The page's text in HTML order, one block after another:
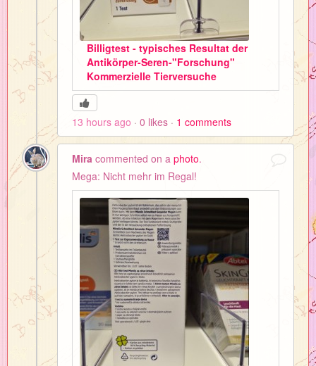
Billigtest - typisches Resultat der
Antikörper-Seren-"Forschung"
Kommerzielle Tierversuche
13 hours ago 0 likes 1 comments
Mira commented on a photo.
Mega: Nicht mehr im Regal!